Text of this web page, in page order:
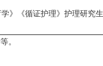
学》《循证护理》护理研究
。